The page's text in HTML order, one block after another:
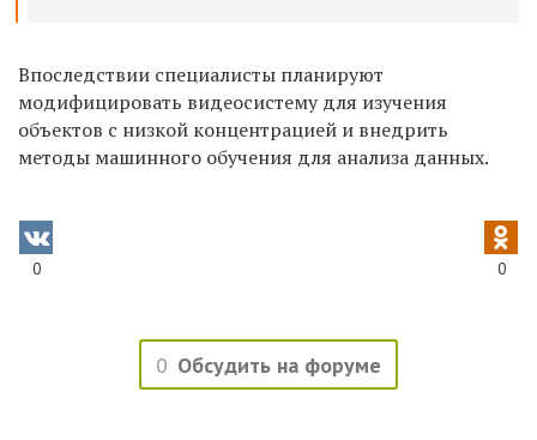
Впоследствии специалисты планируют
модифицировать видеосистему для изучения
объектов с низкой концентрацией и внедрить
методы машинного обучения для анализа данных.
0 0
0 Обсудить на форуме